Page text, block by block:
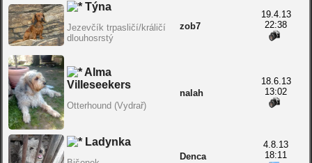
Týna
Jezevčík trpasličí/králičí
dlouhosrstý
zob7
19.4.13
22:38
Alma
Villeseekers
Otterhound (Vydrař)
nalah
18.6.13
13:02
Ladynka
Denca
4.8.13
18:11